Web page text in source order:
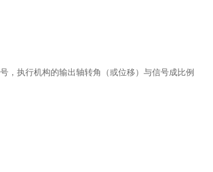
，执行机构的输出轴转角（或位移）与信号成比例